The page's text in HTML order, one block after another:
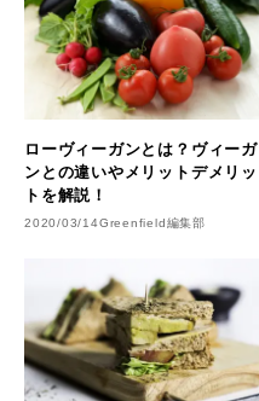
ローヴィーガンとは？ヴィーガ
ンとの違いやメリットデメリッ
トを解説！
2020/03/14Greenfield編集部